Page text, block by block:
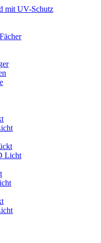
mit UV-Schutz
Licht